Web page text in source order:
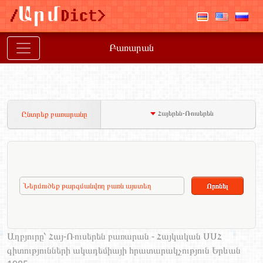
Բառարան
Ընտրեք բառարանը Հայերեն-Ռուսերեն
Աղբյուրը՝ Հայ-Ռուսերեն բառարան - Հայկական ՍՍՀ
գիտությունների ակադեմիայի հրատարակչություն Երևան